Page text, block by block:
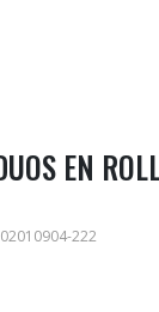
EN
222